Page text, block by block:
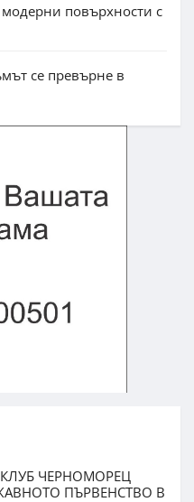
повърхности с
се превърне в
ЧЕРНОМОРЕЦ
ПЪРВЕНСТВО В